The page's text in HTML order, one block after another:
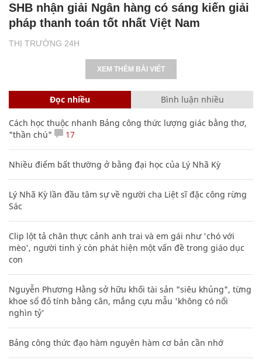
THỊ TRƯỜNG 24H
SHB nhận giải Ngân hàng có sáng kiến giải
pháp thanh toán tốt nhất Việt Nam
XEM THÊM BÀI VIẾT
Đọc nhiều Bình luận nhiều
Cách học thuộc nhanh Bảng công thức lượng giác bằng thơ,
"thần chú"
17
Nhiều điểm bất thường ở bằng đại học của Lý Nhã Kỳ
Lý Nhã Kỳ lần đầu tâm sự về người cha Liệt sĩ đặc công rừng
Sác
Clip lột tả chân thực cảnh anh trai và em gái như 'chó với
mèo', người tinh ý còn phát hiện một vấn đề trong giáo dục
con
Nguyễn Phương Hằng sở hữu khối tài sản "siêu khủng", từng
khoe sổ đỏ tính bằng cân, mắng cựu mẫu 'không có nổi
nghìn tỷ'
Bảng công thức đạo hàm nguyên hàm cơ bản cần nhớ